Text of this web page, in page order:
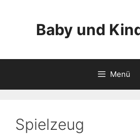
Baby und
Menü
Spielzeug